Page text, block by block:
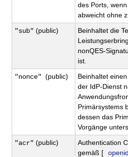
des Ports,
abweicht ohne
"sub" (public)
Beinhaltet die
nonQES-
ist.
"nonce" (public)
Beinhaltet
der IdP-Dienst
Primärsystems
dessen das
Vorgänge
"acr" (public)
Authentication
gemäß [